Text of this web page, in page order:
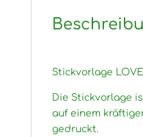
Stickvorlage
Die Stickvorlage
auf einem
gedruckt.